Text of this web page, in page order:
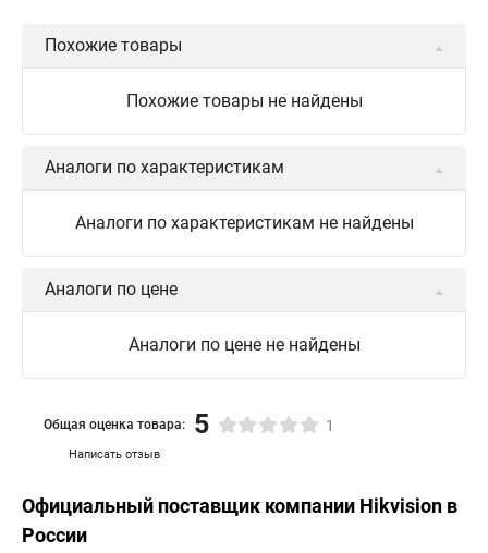
Похожие товары
Похожие товары не найдены
Аналоги по характеристикам
Аналоги по характеристикам не найдены
Аналоги по цене
Аналоги по цене не найдены
Написать отзыв
Общая оценка товара: 5 1
Официальный поставщик компании Hikvision в
России